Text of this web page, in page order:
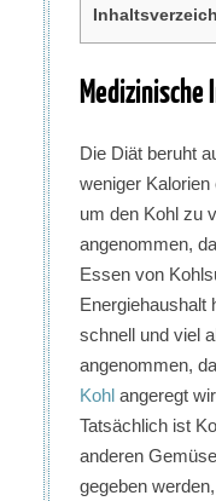
Medizinische
Die Diät beruht
weniger Kalorien
um den Kohl zu
angenommen,
Essen von
Energiehaushalt
schnell und viel
angenommen,
Kohl angeregt
Tatsächlich ist
anderen
gegeben